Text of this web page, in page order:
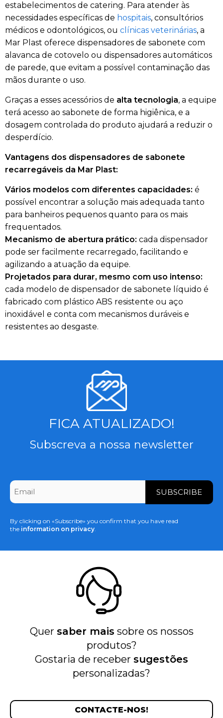
estabelecimentos de catering. Para atender às
necessidades específicas de hospitais, consultórios
médicos e odontológicos, ou clínicas veterinárias, a
Mar Plast oferece dispensadores de sabonete com
alavanca de cotovelo ou dispensadores automáticos
de parede, que evitam a possível contaminação das
mãos durante o uso.
Graças a esses acessórios de alta tecnologia, a equipe
terá acesso ao sabonete de forma higiênica, e a
dosagem controlada do produto ajudará a reduzir o
desperdício.
Vantagens dos dispensadores de sabonete
recarregáveis da Mar Plast:
Vários modelos com diferentes capacidades: é
possível encontrar a solução mais adequada tanto
para banheiros pequenos quanto para os mais
frequentados.
Mecanismo de abertura prático: cada dispensador
pode ser facilmente recarregado, facilitando e
agilizando a atuação da equipe.
Projetados para durar, mesmo com uso intenso:
cada modelo de dispensador de sabonete líquido é
fabricado com plástico ABS resistente ou aço
inoxidável e conta com mecanismos duráveis e
resistentes ao desgaste.
FICA ATUALIZADO!
Subscreva a nossa newsletter
CAPTCHA
Email
By clicking on «Subscribe» you confirm that you have read
the information on privacy.
Quer saber mais sobre os nossos
produtos?
Gostaria de receber sugestões
personalizadas?
CONTACTE-NOS!